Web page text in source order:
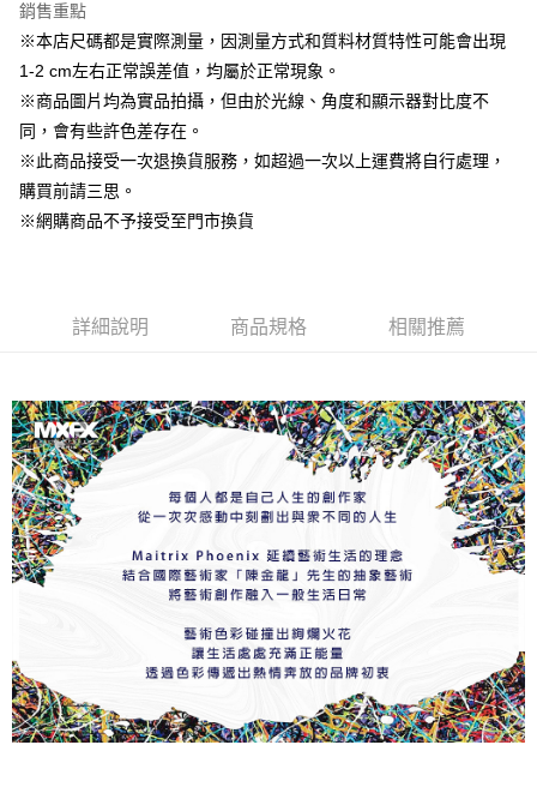
AFTEE先享後付是「在收到商品之後才付款」的支付方式。 讓您購物簡單
便利好安心！
１．簡單：不需註冊會員、不需綁卡、不需儲值。
２．便利：只要手機號碼，簡訊認證，即可結帳。
３．安心：先確認商品／服務後，再付款。
１．於結帳方式選擇「AFTEE先享後付」後，將跳轉至「AFTEE先享後付」
結帳頁面，進行簡訊認證並確認金額後，即可完成結帳。
２．訂單成立數日內，您將收到繳費通知簡訊。
３．收到繳費通知簡訊後14天內，點擊此簡訊中的連結，可透過四大超商／
後付繳納相關費用。
※ 交易是否成功請以「AFTEE先享後付 」之結帳頁面顯示為準，若有關於
【注意事項】
１．透過由恩沛科技股份有限公司提供之「AFTEE先享後付」服務完成之交
易，需依本服務之必要範圍內提供個人資料，並將交易相關給付款項請求債
權轉讓予恩沛科技股份有限公司。
２．關於個人資料處理事宜，請瀏覽以下網址：
https://aftee.tw/terms/#terms3
３．未成年的使用者請事先徵得法定代理人或監護人之同意方可使用
「AFTEE先享後付」，若未經同意申辦者引起之損失，本公司不負相關責
時審查核予不同之上限額度；若仍有額度不足之情形，本公司將視審查結果
請求用戶進行身份認證。
５．嚴禁一人註冊多個帳號或使用他人資訊註冊。若發現惡意使用之情形，
恩沛科技股份有限公司將有權停止該用戶之使用額度並採取法律行動。
ATM付款
運送方式
全家取貨付款
每筆NT$60，滿NT$1,500(含以上)免運費
7-11取貨付款
每筆NT$60，滿NT$1,500(含以上)免運費
銷售重點
※本店尺碼都是實際測量，因測量方式和質料材質特性可能會出現
1-2 cm左右正常誤差值，均屬於正常現象。
※商品圖片均為實品拍攝，但由於光線、角度和顯示器對比度不
同，會有些許色差存在。
※此商品接受一次退換貨服務，如超過一次以上運費將自行處理，
購買前請三思。
※網購商品不予接受至門市換貨
詳細說明 商品規格 相關推薦